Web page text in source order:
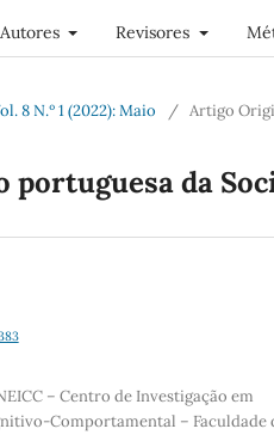
Autores Revisores
8 N.º 1 (2022): Maio / Artigo
portuguesa da
– Centro de Investigação em
Comportamental – Faculdade